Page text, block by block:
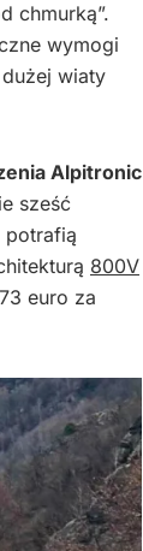
chmurką”.
wymogi
wiaty
Alpitronic
sześć
potrafią
800V
euro za